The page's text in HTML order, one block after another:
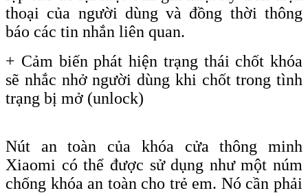
thoại của người dùng và đồng thời thông
báo các tin nhắn liên quan.
+ Cảm biến phát hiện trạng thái chốt khóa
sẽ nhắc nhở người dùng khi chốt trong tình
trạng bị mở (unlock)
Nút an toàn của khóa cửa thông minh
Xiaomi có thể được sử dụng như một núm
chống khóa an toàn cho trẻ em. Nó cần phải